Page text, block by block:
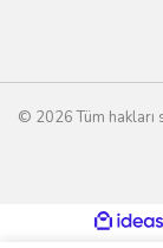
© 2026 Tüm hakları